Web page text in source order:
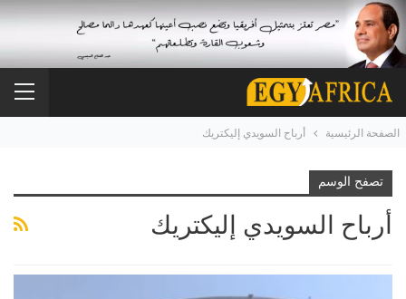
الصفحة الرئيسية أرباح السويدي إليكتريك
تصفح الوسم
أرباح السويدي إليكتريك